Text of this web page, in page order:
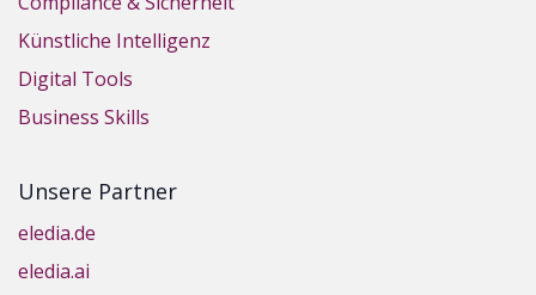
Künstliche Intelligenz
Digital Tools
Business Skills
Unsere Partner
eledia.de
eledia.ai